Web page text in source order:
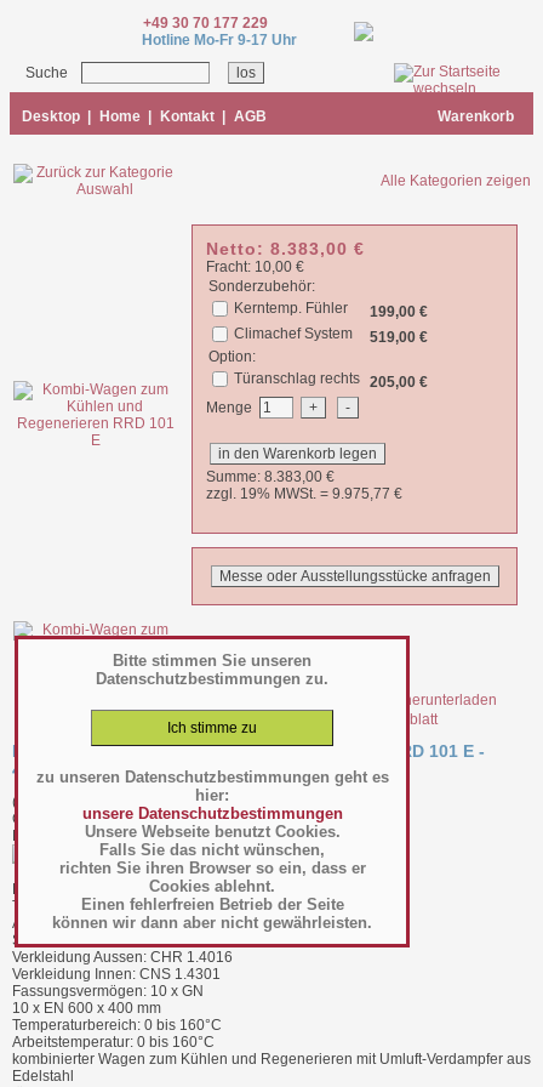
Bitte stimmen Sie unseren
Datenschutzbestimmungen zu.
zu unseren Datenschutzbestimmungen geht es
hier:
unsere Datenschutzbestimmungen
Unsere Webseite benutzt Cookies.
Falls Sie das nicht wünschen,
richten Sie ihren Browser so ein, dass er
Cookies ablehnt.
Einen fehlerfreien Betrieb der Seite
können wir dann aber nicht gewährleisten.
+49 30 70 177 229
Hotline Mo-Fr 9-17 Uhr
Suche
Desktop Home Kontakt AGB Warenkorb
Alle Kategorien zeigen
Netto: 8.383,00 €
Fracht: 10,00 €
Sonderzubehör:
Kerntemp. Fühler
199,00 €
Climachef System
519,00 €
Option:
Türanschlag rechts 205,00 €
Menge
Summe: 8.383,00 €
zzgl. 19% MWSt. = 9.975,77 €
file_22423.pdf Datenblatt
Kombi-Wagen zum Kühlen und Regenerieren RRD 101 E -
437054101
(Art.-Nr.:
GTIN: 4063377156271
Hersteller/Großhändler Moduline
BTH 880 x 829 x 1640 mm
Tiefe bei geöffneter Tür 1537 mm
Anschlusswert Elektro: 7 kW - 3N - 50 Hz - 400 V
Schutzart: IPX4, spritzwassergeschützt
Verkleidung Aussen: CHR 1.4016
Verkleidung Innen: CNS 1.4301
Fassungsvermögen: 10 x GN
10 x EN 600 x 400 mm
Temperaturbereich: 0 bis 160°C
Arbeitstemperatur: 0 bis 160°C
kombinierter Wagen zum Kühlen und Regenerieren mit Umluft-Verdampfer aus
Edelstahl